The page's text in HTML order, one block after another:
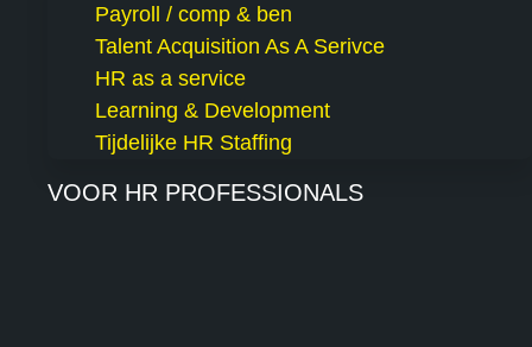
Payroll / comp & ben
Talent Acquisition As A Serivce
HR as a service
Learning & Development
Tijdelijke HR Staffing
VOOR HR PROFESSIONALS